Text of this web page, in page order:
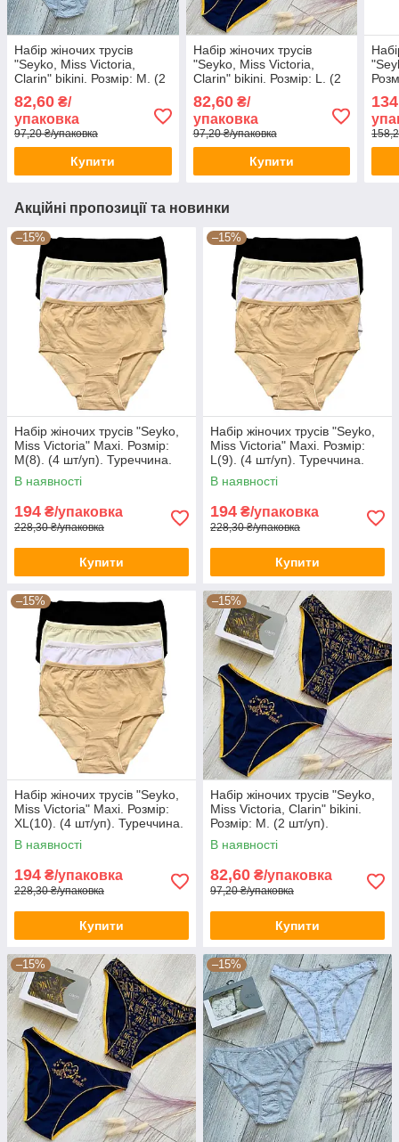
Набір жіночих трусів
"Seyko, Miss Victoria,
Clarin" bikini. Розмір: M. (2
шт/уп). Туреччина. (CN-
129-M)
82,60 ₴/
упаковка
97,20 ₴/упаковка
Купити
Набір жіночих трусів
"Seyko, Miss Victoria,
Clarin" bikini. Розмір: L. (2
шт/уп). Туреччина. (CN-
127-L)
82,60₴/
упаковка
97,20 ₴/упаковка
Купити
Акційні пропозиції та новинки
–15%
Набір жіночих трусів "Seyko,
Miss Victoria" Maxi. Розмір:
M(8). (4 шт/уп). Туреччина.
(38734-M)
В наявності
194 ₴/упаковка
228,30 ₴/упаковка
Купити
–15%
Набір жіночих трусів "Seyko,
Miss Victoria" Maxi. Розмір:
L(9). (4 шт/уп). Туреччина.
(38734-L)
В наявності
194 ₴/упаковка
228,30 ₴/упаковка
Купити
–15%
Набір жіночих трусів "Seyko,
Miss Victoria" Maxi. Розмір:
XL(10). (4 шт/уп). Туреччина.
(38734-XL)
В наявності
194 ₴/упаковка
228,30 ₴/упаковка
Купити
–15%
Набір жіночих трусів "Seyko,
Miss Victoria, Clarin" bikini.
Розмір: M. (2 шт/уп).
Туреччина. (CN-127-M)
В наявності
82,60 ₴/упаковка
97,20 ₴/упаковка
Купити
–15% –15%